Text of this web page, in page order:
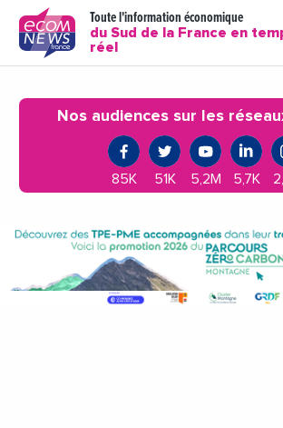
Toute l'information économique
du Sud de la France en
réel
Nos audiences sur les
85K 51K 5,2M 5,7K